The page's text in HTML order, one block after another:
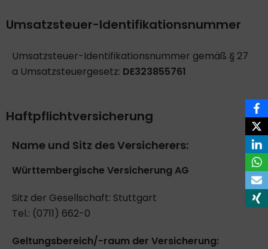
Umsatzsteuer-Identifikationsnummer
Umsatzsteuer-Identifikationsnummer gemäß § 27
a Umsatzsteuergesetz: DE323855761
Haftpflichtversicherung
Name und Sitz des Versicherers:
Württembergische Versicherung AG
Sitz der Gesellschaft: Stuttgart
Tel.: (0711) 662-0
Geltungsbereich/-raum der Versicherung: